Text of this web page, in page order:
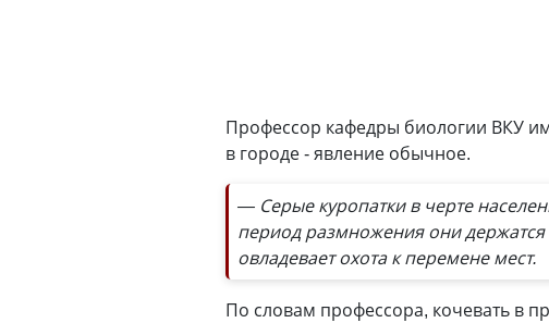
Профессор кафедры биологии ВКУ
в городе - явление обычное.
— Серые куропатки в черте
период размножения они
овладевает охота к перемене мест.
По словам профессора, кочевать в